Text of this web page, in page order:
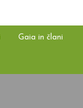
Gaia in člani